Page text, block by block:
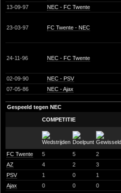
13-09-97
NEC - FC Twente
23-03-97 FC Twente - NEC
24-11-96 NEC - FC Twente
02-09-90 NEC - PSV
07-05-86
NEC - Ajax
Gespeeld tegen NEC
COMPETITIE
FC Twente 5 5 2
AZ
4 2 3
PSV
1 0 1
Ajax
0 0 0